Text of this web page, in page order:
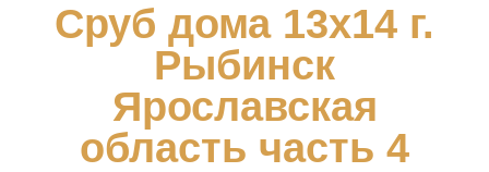
Сруб дома 13х14 г.
Рыбинск
Ярославская
область часть 4